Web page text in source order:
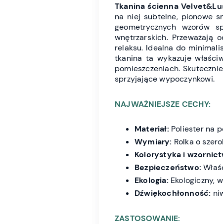
Tkanina ścienna
na niej subtelne, pionowe
geometrycznych
wnętrzarskich. Przeważają
relaksu. Idealna do
tkanina ta wykazuje
pomieszczeniach.
sprzyjające wypoczynkowi.
NAJWAŻNIEJSZE CECHY:
Materiał: Poliester na
Wymiary: Rolka o
Kolorystyka i
Bezpieczeństwo:
Ekologia: Ekologiczny,
Dźwiękochłonność:
ZASTOSOWANIE: